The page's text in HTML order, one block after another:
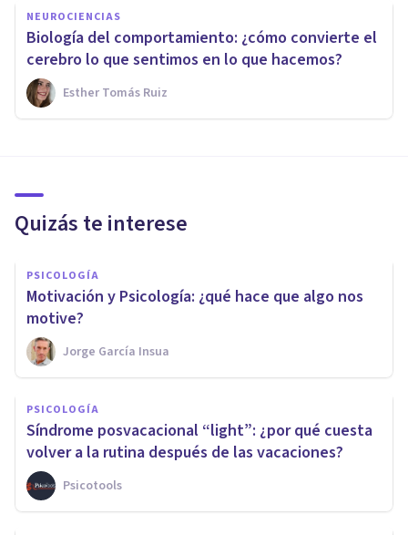
NEUROCIENCIAS
Biología del comportamiento: ¿cómo convierte el
cerebro lo que sentimos en lo que hacemos?
Esther Tomás Ruiz
Quizás te interese
PSICOLOGÍA
Motivación y Psicología: ¿qué hace que algo nos
motive?
Jorge García Insua
PSICOLOGÍA
Síndrome posvacacional “light”: ¿por qué cuesta
volver a la rutina después de las vacaciones?
Psicotools